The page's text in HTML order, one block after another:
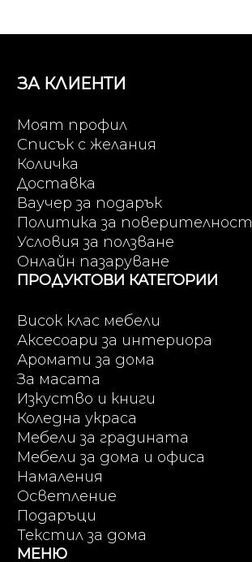
ЗА КЛИЕНТИ
Моят профил
Списък с желания
Количка
Доставка
Ваучер за подарък
Политика за поверителност
Условия за ползване
Онлайн пазаруване
ПРОДУКТОВИ КАТЕГОРИИ
Висок клас мебели
Аксесоари за интериора
Аромати за дома
За масата
Изкуство и книги
Коледна украса
Мебели за градината
Мебели за дома и офиса
Намаления
Осветление
Подаръци
Текстил за дома
МЕНЮ